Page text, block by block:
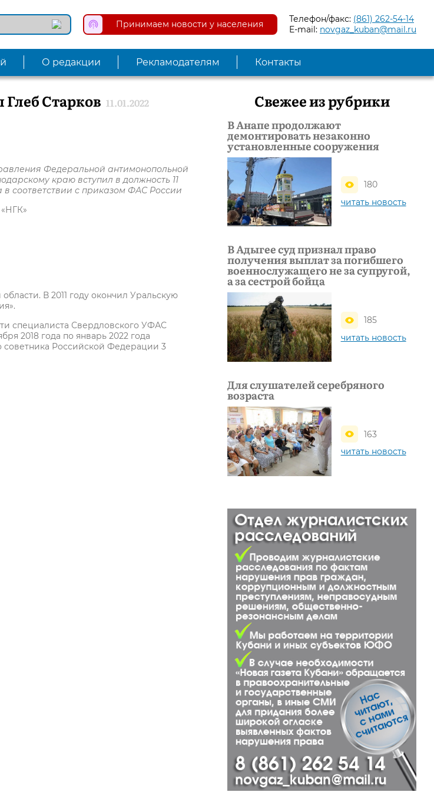
Принимаем новости у населения Телефон/факс: (861) 262-54-14
E-mail: novgaz_kuban@mail.ru
О редакции Рекламодателям Контакты
Старков 11.01.2022
Федеральной антимонопольной
краю вступил в должность 11
в соответствии с приказом ФАС России
В 2011 году окончил Уральскую
специалиста Свердловского УФАС
2018 года по январь 2022 года
советника Российской Федерации 3
Свежее из рубрики
В Анапе продолжают
демонтировать незаконно
установленные сооружения
180
читать новость
В Адыгее суд признал право
получения выплат за погибшего
военнослужащего не за супругой,
а за сестрой бойца
185
читать новость
Для слушателей серебряного
возраста
163
читать новость